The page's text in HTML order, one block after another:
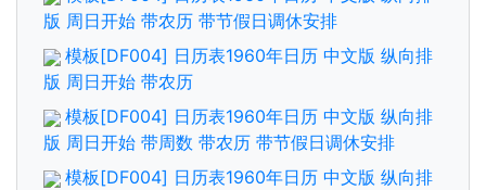
版 周日开始 带农历 带节假日调休安排
模板[DF004] 日历表1960年日历 中文版 纵向排
版 周日开始 带农历
模板[DF004] 日历表1960年日历 中文版 纵向排
版 周日开始 带周数 带农历 带节假日调休安排
模板[DF004] 日历表1960年日历 中文版 纵向排